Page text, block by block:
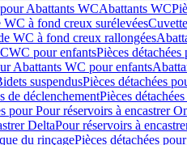
Abattants WCAbattants WC
WC à fond creux surélevées
WC à fond creux rallongées
WC pour enfantsPièces
Abattants WC pour enfants
suspendusPièces détachées
de déclenchementPièces
pour Pour réservoirs à encastrer
DeltaPour réservoirs à
du rinçagePièces détachées